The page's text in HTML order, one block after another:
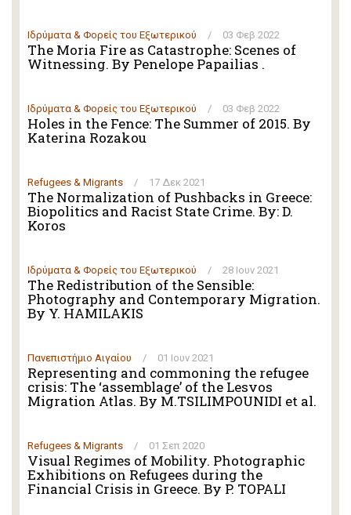
Ιδρύματα & Φορείς του Εξωτερικού / 03 Φεβ 2022
The Moria Fire as Catastrophe: Scenes of
Witnessing. By Penelope Papailias .
Ιδρύματα & Φορείς του Εξωτερικού / 03 Φεβ 2022
Holes in the Fence: The Summer of 2015. By
Katerina Rozakou
Refugees & Migrants / 17 Δεκ 2021
The Normalization of Pushbacks in Greece:
Biopolitics and Racist State Crime. By: D.
Koros
Ιδρύματα & Φορείς του Εξωτερικού / 28 Ιουν 2021
The Redistribution of the Sensible:
Photography and Contemporary Migration.
By Y. HAMILAKIS
Πανεπιστήμιο Αιγαίου / 01 Ιουν 2021
Representing and commoning the refugee
crisis: The ‘assemblage’ of the Lesvos
Migration Atlas. By M.TSILIMPOUNIDI et al.
Refugees & Migrants / 01 Σεπ 2020
Visual Regimes of Mobility. Photographic
Exhibitions on Refugees during the
Financial Crisis in Greece. By P. TOPALI